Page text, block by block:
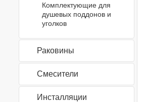
Комплектующие для
душевых поддонов и
уголков
Раковины
Смесители
Инсталляции